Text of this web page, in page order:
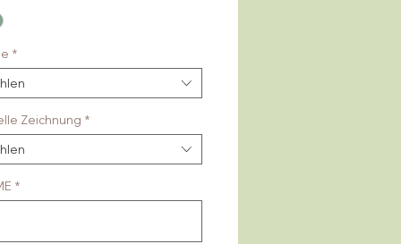
personalisierbar.
*
Zeichnung *
*